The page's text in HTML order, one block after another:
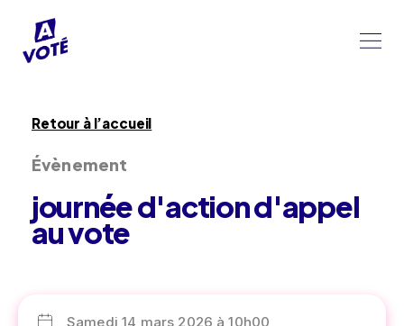
Retour à l’accueil
Évènement
journée d'action d'appel
au vote
Samedi 14 mars 2026 à 10h00